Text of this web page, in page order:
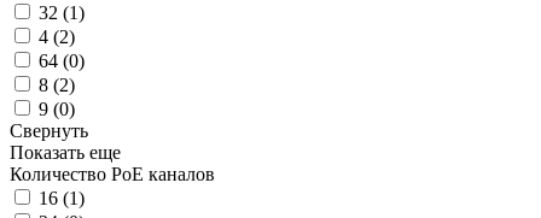
32 (1)
4 (2)
64 (0)
8 (2)
9 (0)
Свернуть
Показать еще
Количество PoE каналов
16 (1)